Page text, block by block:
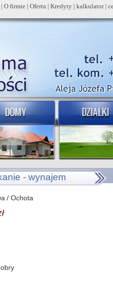
| O firmie | Oferta | Kredyty | kalkulator|
- wynajem
/ Ochota